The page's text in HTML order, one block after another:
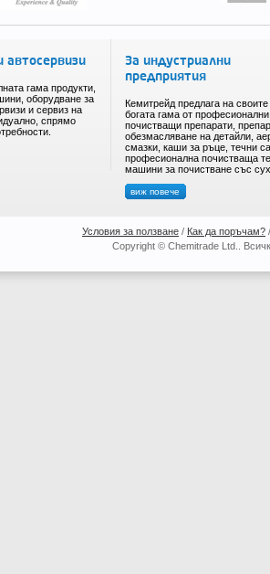
автосервизи
гама продукти,
оборудване за
и сервиз на
спрямо
За индустриални
предприятия
Кемитрейд предлага на своите
богата гама от професионални
почистващи препарати,
обезмасляване на детайли,
смазки, каши за ръце, течни
професионална почистваща
машини за почистване със
виж повече
Условия за ползване / Как да поръчам?
Copyright © Chemitrade Ltd..